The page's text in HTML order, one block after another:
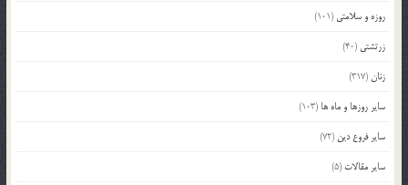
روزه و سلامتی (101)
زرتشتی (40)
زنان(317)
سایر روزها و ماه ها (103)
سایر فروع دین (72)
سایر مقالات (5)